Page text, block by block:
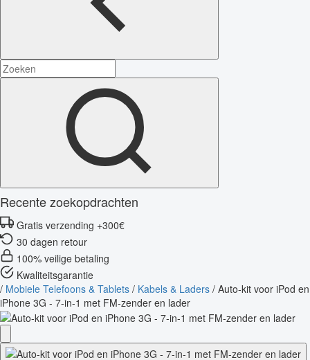
Recente zoekopdrachten
Gratis verzending +300€
30 dagen retour
100% veilige betaling
Kwaliteitsgarantie
/ Mobiele Telefoons & Tablets / Kabels & Laders / Auto-kit voor iPod en
iPhone 3G - 7-in-1 met FM-zender en lader